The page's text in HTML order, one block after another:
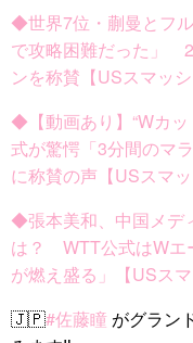
◆世界7位・蒯曼とフ
で攻略困難だった」
ンを称賛【USスマッシ
◆【動画あり】“Wカ
式が驚愕「3分間のマ
に称賛の声【USスマッ
◆張本美和、中国メデ
は？ WTT公式はWエ
が燃え盛る」【USスマ
🇯🇵#佐藤瞳 がグラン